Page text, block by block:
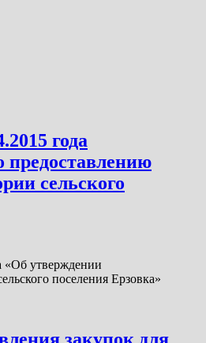
года
предоставлению
сельского
«Об утверждении
поселения Ерзовка»
закупок для